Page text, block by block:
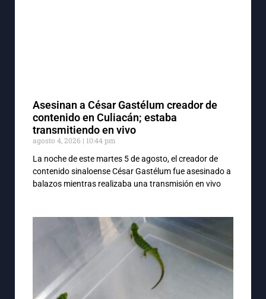
Asesinan a César Gastélum creador de
contenido en Culiacán; estaba
transmitiendo en vivo
agosto 4, 2026
10:44 pm
La noche de este martes 5 de agosto, el creador de
contenido sinaloense César Gastélum fue asesinado a
balazos mientras realizaba una transmisión en vivo